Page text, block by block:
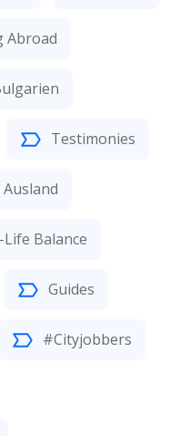
Abroad
Testimonies
Balance
Guides
#Cityjobbers